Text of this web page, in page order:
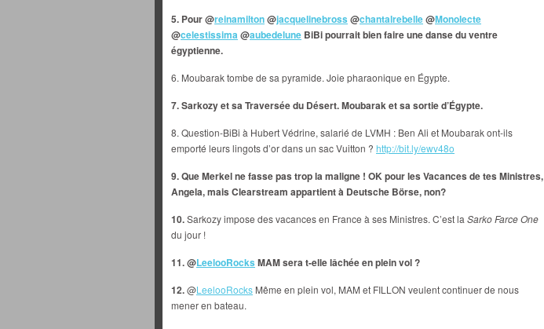
5. Pour @reinamilton@jacquelinebross @chantalrebelle@Monolecte
@celestissima@aubedelune BiBi pourrait bien faire une danse du ventre
égyptienne.
6. Moubarak tombe de sa pyramide. Joie pharaonique en Égypte.
7. Sarkozy et sa Traversée du Désert. Moubarak et sa sortie d’Égypte.
8. Question-BiBi à Hubert Védrine, salarié de LVMH : Ben Ali et Moubarak ont-ils
emporté leurs lingots d’or dans un sac Vuitton ? http://bit.ly/ewv48o
9. Que Merkel ne fasse pas trop la maligne ! OK pour les Vacances de tes Ministres,
Angela, mais Clearstream appartient à Deutsche Börse, non?
10.Sarkozy impose des vacances en France à ses Ministres. C’est la Sarko Farce One
du jour !
11. @LeelooRocks MAM sera t-elle lâchée en plein vol ?
12.@LeelooRocks Même en plein vol, MAM et FILLON veulent continuer de nous
mener en bateau.